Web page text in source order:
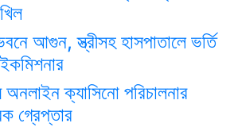
আগুন, স্ত্রীসহ হাসপাতালে ভর্তি
অনলাইন ক্যাসিনো পরিচালনার
গ্রেপ্তার